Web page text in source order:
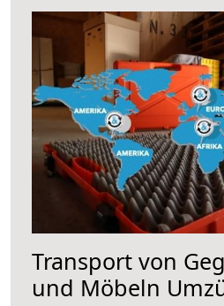
Transport von
und Möbeln